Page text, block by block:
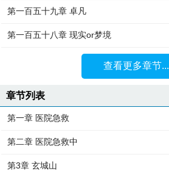
第一百五十九章 卓凡
第一百五十八章 现实or梦境
查看更多章节...
章节列表
第一章 医院急救
第二章 医院急救中
第3章 玄城山